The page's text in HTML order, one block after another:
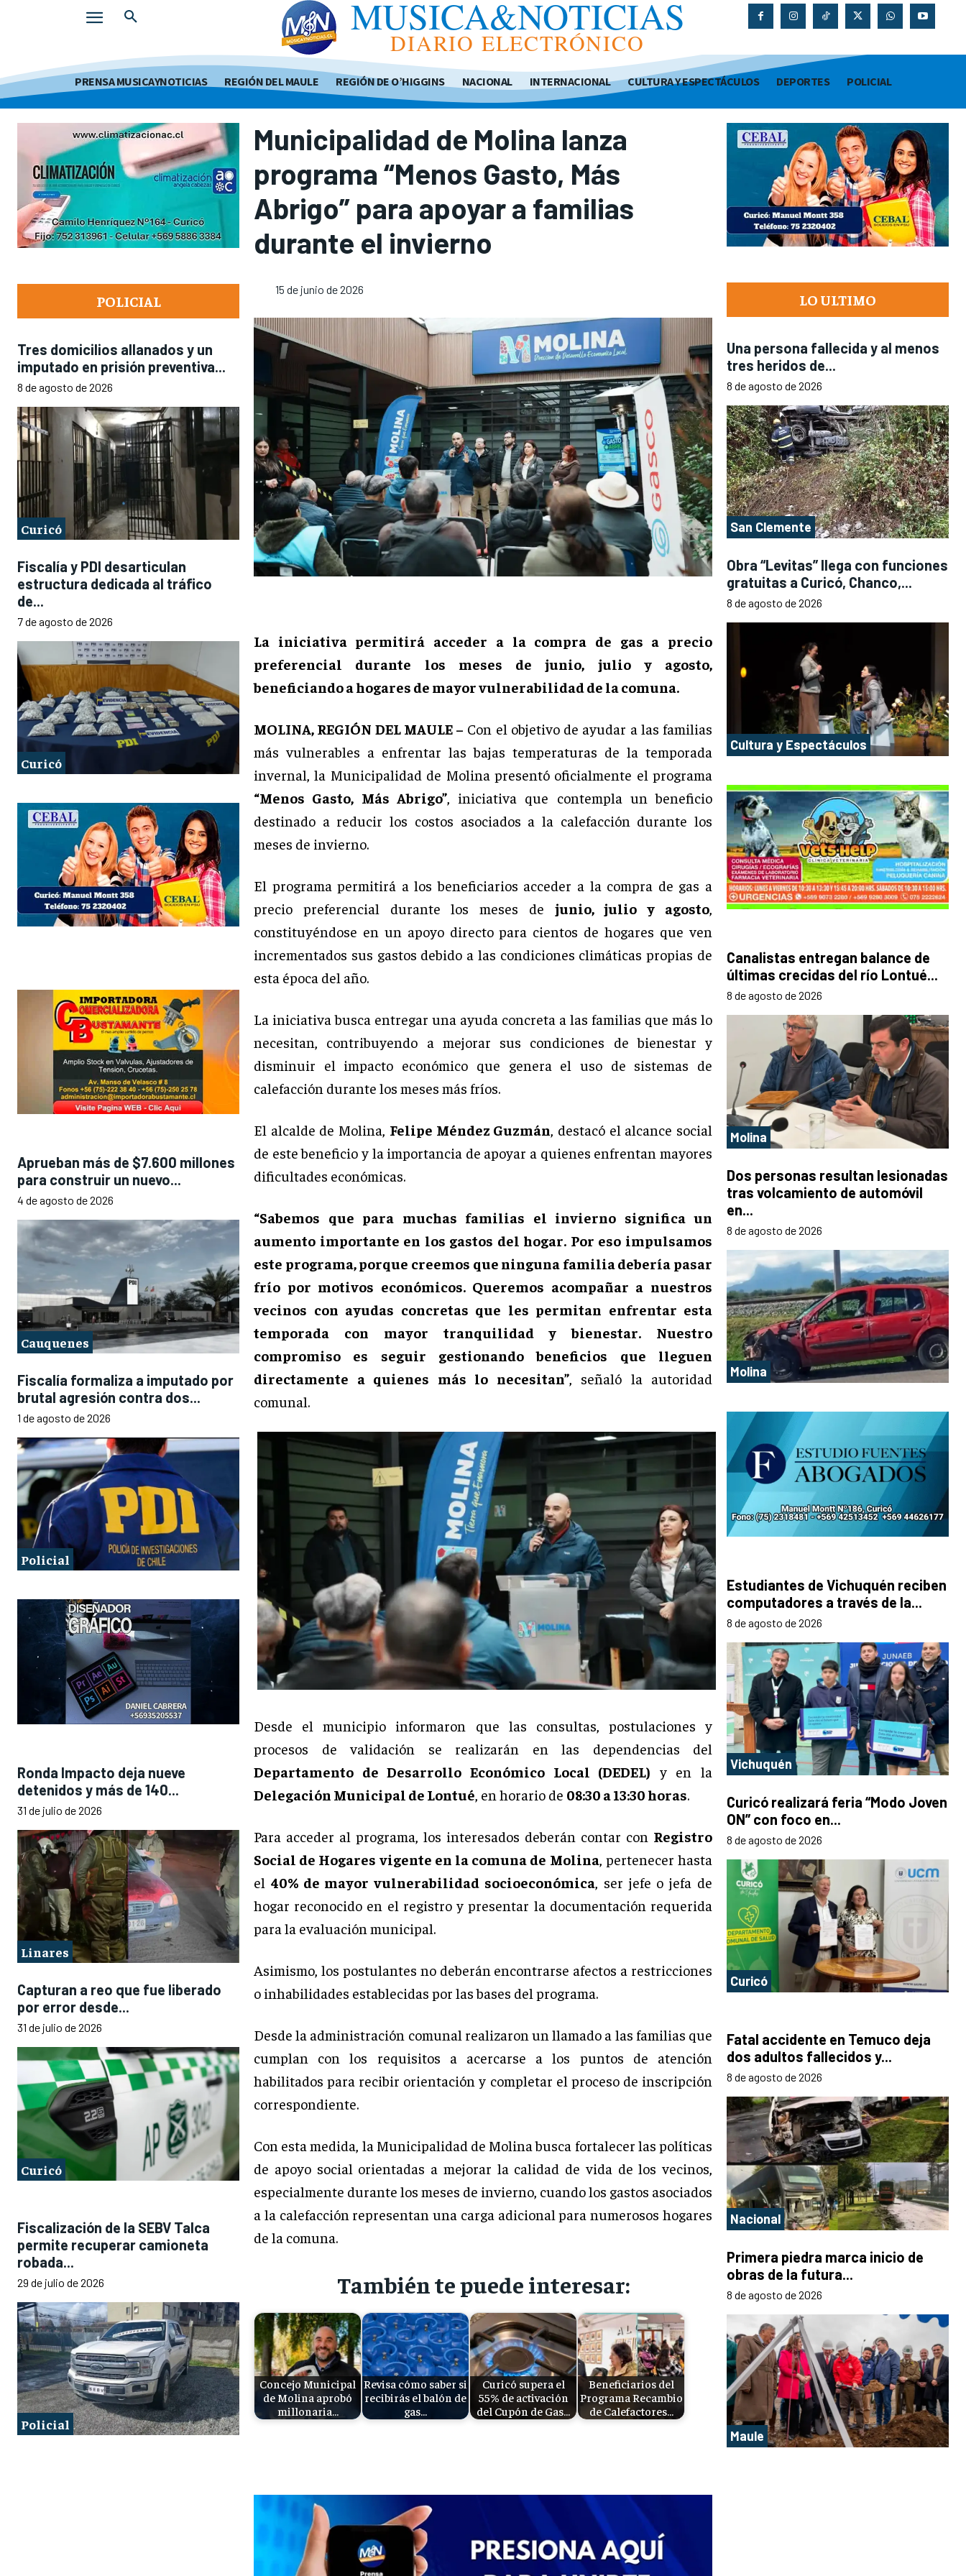
MUSICA&NOTICIAS
DIARIO ELECTRÓNICO
PRENSA MUSICAYNOTICIAS REGIÓN DEL MAULE REGIÓN DE O’HIGGINS NACIONAL INTERNACIONAL CULTURA Y ESPECTÁCULOS DEPORTES POLICIAL
POLICIAL
Tres domicilios allanados y un
imputado en prisión preventiva...
8 de agosto de 2026
Curicó
Fiscalía y PDI desarticulan
estructura dedicada al tráfico
de...
7 de agosto de 2026
Curicó
Aprueban más de $7.600 millones
para construir un nuevo...
4 de agosto de 2026
Cauquenes
Fiscalía formaliza a imputado por
brutal agresión contra dos...
1 de agosto de 2026
Policial
Ronda Impacto deja nueve
detenidos y más de 140...
31 de julio de 2026
Linares
Capturan a reo que fue liberado
por error desde...
31 de julio de 2026
Curicó
Fiscalización de la SEBV Talca
permite recuperar camioneta
robada...
29 de julio de 2026
Policial
Municipalidad de Molina lanza
programa “Menos Gasto, Más
Abrigo” para apoyar a familias
durante el invierno
15 de junio de 2026
La iniciativa permitirá acceder a la compra de gas a precio
preferencial durante los meses de junio, julio y agosto,
beneficiando a hogares de mayor vulnerabilidad de la comuna.
MOLINA, REGIÓN DEL MAULE – Con el objetivo de ayudar a las familias
más vulnerables a enfrentar las bajas temperaturas de la temporada
invernal, la Municipalidad de Molina presentó oficialmente el programa
“Menos Gasto, Más Abrigo”, iniciativa que contempla un beneficio
destinado a reducir los costos asociados a la calefacción durante los
meses de invierno.
El programa permitirá a los beneficiarios acceder a la compra de gas a
precio preferencial durante los meses de junio, julio y agosto
constituyéndose en un apoyo directo para cientos de hogares que ven
incrementados sus gastos debido a las condiciones climáticas propias de
esta época del año.
La iniciativa busca entregar una ayuda concreta a las familias que más lo
necesitan, contribuyendo a mejorar sus condiciones de bienestar y
disminuir el impacto económico que genera el uso de sistemas de
calefacción durante los meses más fríos.
El alcalde de Molina, Felipe Méndez Guzmán , destacó el alcance social
de este beneficio y la importancia de apoyar a quienes enfrentan mayores
dificultades económicas.
“Sabemos que para muchas familias el invierno significa un
aumento importante en los gastos del hogar. Por eso impulsamos
este programa, porque creemos que ninguna familia debería pasar
frío por motivos económicos. Queremos acompañar a nuestros
vecinos con ayudas concretas que les permitan enfrentar esta
temporada con mayor tranquilidad y bienestar. Nuestro
compromiso es seguir gestionando beneficios que lleguen
directamente a quienes más lo necesitan”, señaló la autoridad
comunal.
Desde el municipio informaron que las consultas, postulaciones y
procesos de validación se realizarán en las dependencias del
Departamento de Desarrollo Económico Local (DEDEL) y en la
Delegación Municipal de Lontué , en horario de 08:30 a 13:30 horas.
Para acceder al programa, los interesados deberán contar con Registro
Social de Hogares vigente en la comuna de Molina , pertenecer hasta
el 40% de mayor vulnerabilidad socioeconómica , ser jefe o jefa de
hogar reconocido en el registro y presentar la documentación requerida
para la evaluación municipal.
Asimismo, los postulantes no deberán encontrarse afectos a restricciones
o inhabilidades establecidas por las bases del programa.
Desde la administración comunal realizaron un llamado a las familias que
cumplan con los requisitos a acercarse a los puntos de atención
habilitados para recibir orientación y completar el proceso de inscripción
correspondiente.
Con esta medida, la Municipalidad de Molina busca fortalecer las políticas
de apoyo social orientadas a mejorar la calidad de vida de los vecinos,
especialmente durante los meses de invierno, cuando los gastos asociados
a la calefacción representan una carga adicional para numerosos hogares
de la comuna.
También te puede interesar:
Concejo Municipal
de Molina aprobó
millonaria…
Revisa cómo saber si
recibirás el balón de
gas…
Curicó supera el
55% de activación
del Cupón de Gas…
Beneficiarios del
Programa Recambio
de Calefactores…
LO ULTIMO
Una persona fallecida y al menos
tres heridos de...
8 de agosto de 2026
San Clemente
Obra “Levitas” llega con funciones
gratuitas a Curicó, Chanco,...
8 de agosto de 2026
Cultura y Espectáculos
Canalistas entregan balance de
últimas crecidas del río Lontué...
8 de agosto de 2026
Molina
Dos personas resultan lesionadas
tras volcamiento de automóvil
en...
8 de agosto de 2026
Molina
Estudiantes de Vichuquén reciben
computadores a través de la...
8 de agosto de 2026
Vichuquén
Curicó realizará feria “Modo Joven
ON” con foco en...
8 de agosto de 2026
Curicó
Fatal accidente en Temuco deja
dos adultos fallecidos y...
8 de agosto de 2026
Nacional
Primera piedra marca inicio de
obras de la futura...
8 de agosto de 2026
Maule